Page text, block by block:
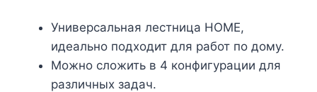
Универсальная лестница HOME,
идеально подходит для работ по дому.
Можно сложить в 4 конфигурации для
различных задач.